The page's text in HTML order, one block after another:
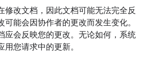
修改文档，因此文档可能无法完全反
能会因协作者的更改而发生变化。
应会反映您的更改。无论如何，系统
您请求中的更新。